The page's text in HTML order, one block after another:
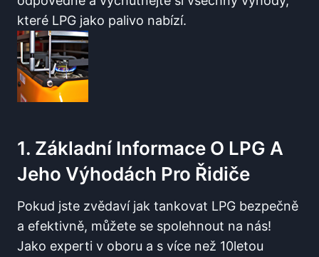
které LPG jako palivo ⁤nabízí.
1. Základní Informace⁣ O LPG A
Jeho Výhodách Pro Řidiče
Pokud jste zvědaví jak tankovat LPG bezpečně
a​ efektivně, můžete se spolehnout na nás!
Jako experti v oboru a s více než 10letou